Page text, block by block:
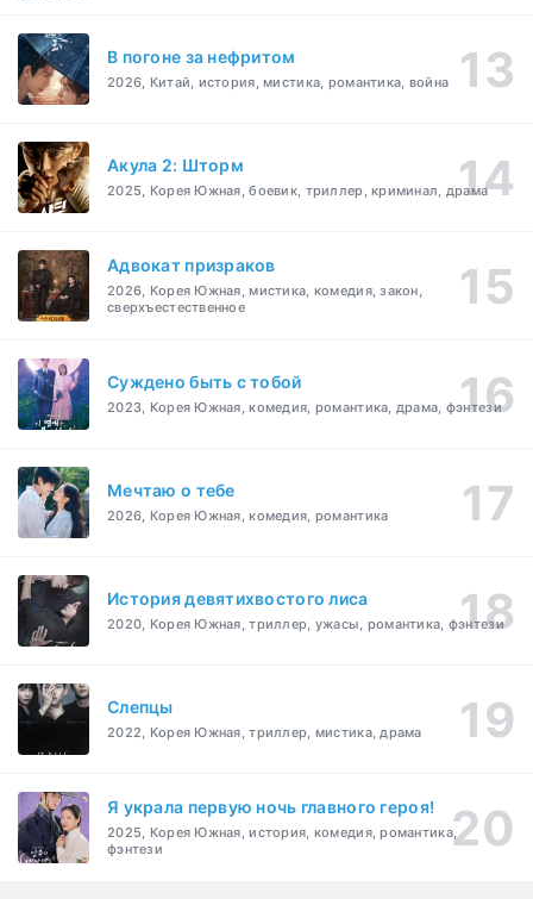
В погоне за нефритом
2026, Китай, история, мистика, романтика, война
Акула 2: Шторм
2025, Корея Южная, боевик, триллер, криминал, драма
Адвокат призраков
2026, Корея Южная, мистика, комедия, закон,
сверхъестественное
Суждено быть с тобой
2023, Корея Южная, комедия, романтика, драма, фэнтези
Мечтаю о тебе
2026, Корея Южная, комедия, романтика
История девятихвостого лиса
2020, Корея Южная, триллер, ужасы, романтика, фэнтези
Слепцы
2022, Корея Южная, триллер, мистика, драма
Я украла первую ночь главного героя!
2025, Корея Южная, история, комедия, романтика,
фэнтези